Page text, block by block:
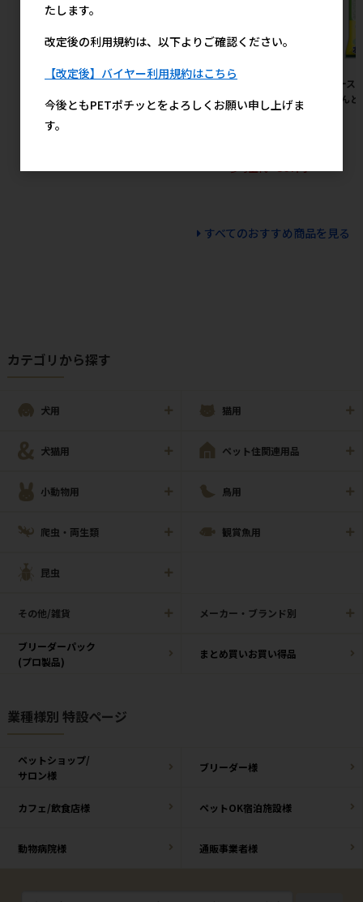
［三晃商会］フェレット・ベス
トハーネス デニム
［ペティオ(直送)］ささみふわ
り。 36g ※メーカー直送 ※発
注単位・最低発注数量(納価合
［アー
ア えん
すべてのおすすめ商品を見る
カテゴリから探す
犬用 猫用
犬猫用 ペット住関連用品
小動物用 鳥用
爬虫・両生類 観賞魚用
昆虫
その他/雑貨 メーカー・ブランド別
ブリーダーパック
(プロ製品)
まとめ買いお買い得品
業種様別 特設ページ
ペットショップ/
サロン様
ブリーダー様
カフェ/飲食店様 ペットOK宿泊施設様
動物病院様 通販事業者様
たします。
改定後の利用規約は、以下よりご確認ください。
【改定後】バイヤー利用規約はこちら
今後ともPETポチッとをよろしくお願い申し上げま
す。